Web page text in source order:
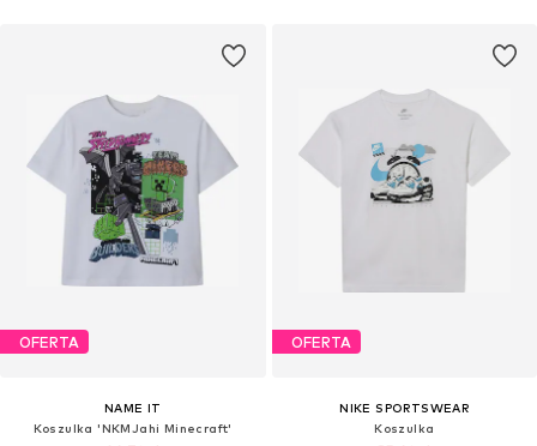
OFERTA
NAME IT
Koszulka 'NKMJahi Minecraft'
OFERTA
NIKE SPORTSWEAR
Koszulka